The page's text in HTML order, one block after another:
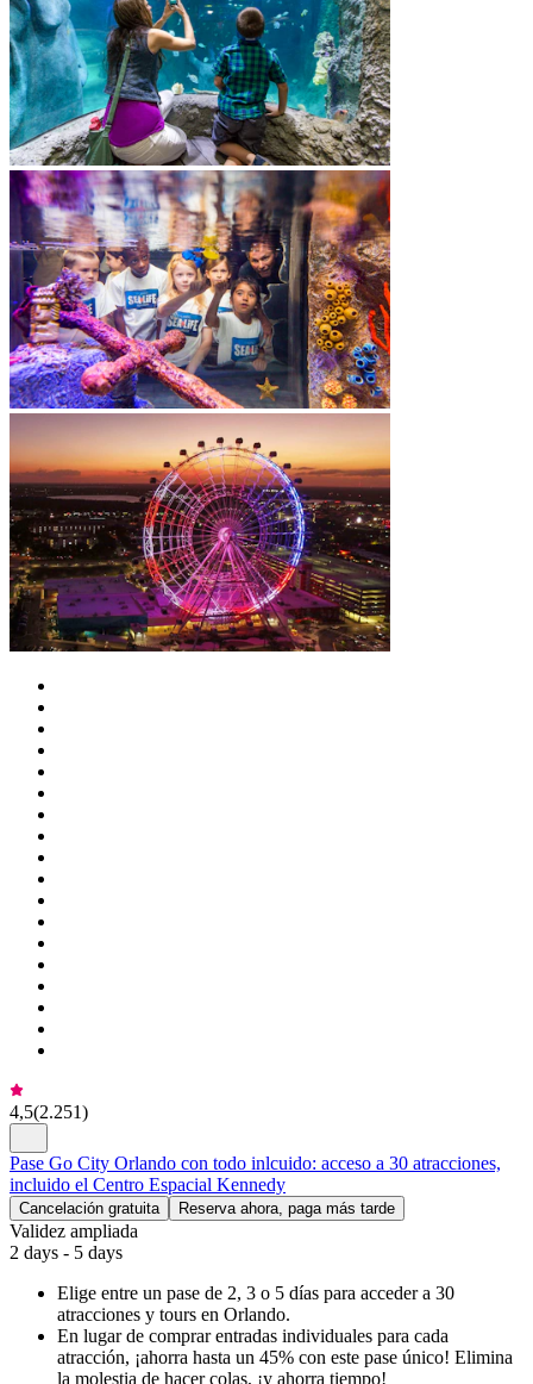
4,5(2.251)
Pase Go City Orlando con todo inlcuido: acceso a 30 atracciones,
incluido el Centro Espacial Kennedy
Cancelación gratuita Reserva ahora, paga más tarde
Validez ampliada
2 days - 5 days
Elige entre un pase de 2, 3 o 5 días para acceder a 30
atracciones y tours en Orlando.
En lugar de comprar entradas individuales para cada
atracción, ¡ahorra hasta un 45% con este pase único! Elimina
la molestia de hacer colas, ¡y ahorra tiempo!